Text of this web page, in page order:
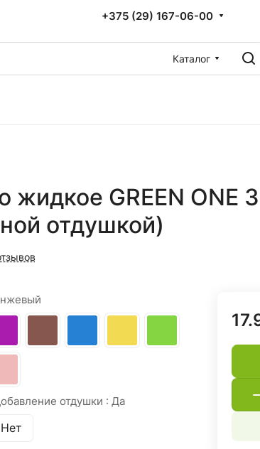
+375 (29) 167-06-00
Каталог
жидкое GREEN ONE
отдушкой)
отдушки : Да
Нет